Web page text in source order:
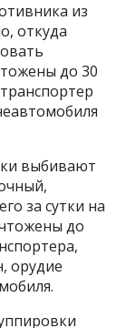
из
откуда
до 30
выбивают
за сутки на
до
орудие